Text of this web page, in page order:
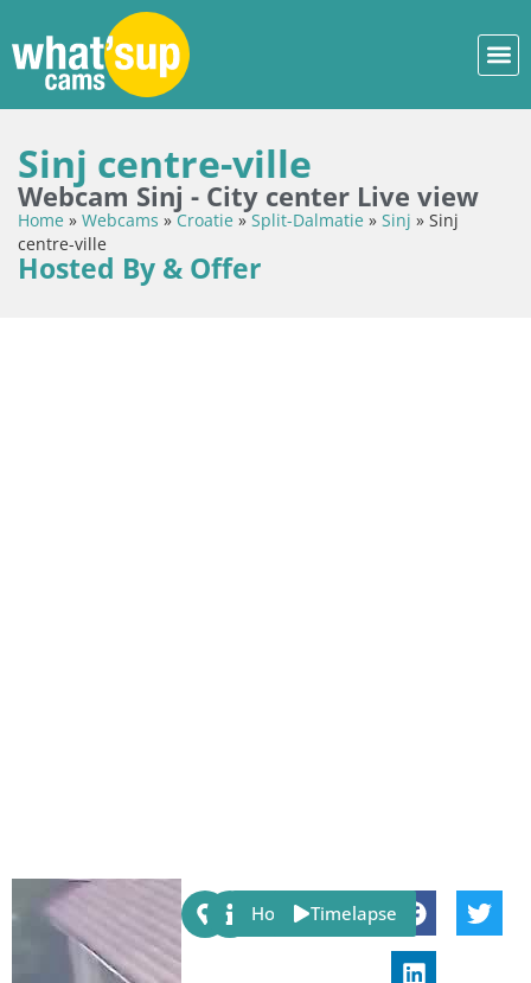
Sinj centre-ville
Webcam Sinj - City center Live view
Home » Webcams »Croatie »Split-Dalmatie » Sinj » Sinj
centre-ville
Hosted By & Offer
Share:
Host Timelapse